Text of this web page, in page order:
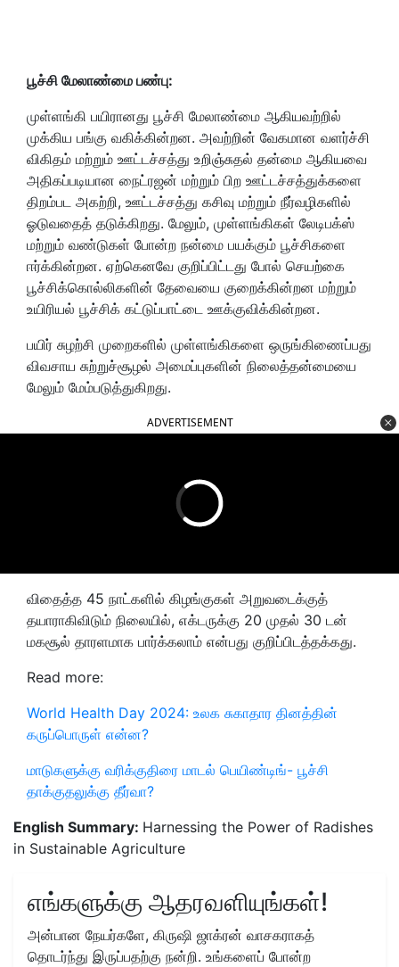
பூச்சி மேலாண்மை பண்பு:
முள்ளங்கி பயிரானது பூச்சி மேலாண்மை ஆகியவற்றில்
முக்கிய பங்கு வகிக்கின்றன. அவற்றின் வேகமான வளர்ச்சி
விகிதம் மற்றும் ஊட்டச்சத்து உறிஞ்சுதல் தன்மை ஆகியவை
அதிகப்படியான நைட்ரஜன் மற்றும் பிற ஊட்டச்சத்துக்களை
திறம்பட அகற்றி, ஊட்டச்சத்து கசிவு மற்றும் நீர்வழிகளில்
ஓடுவதைத் தடுக்கிறது. மேலும், முள்ளங்கிகள் லேடிபக்ஸ்
மற்றும் வண்டுகள் போன்ற நன்மை பயக்கும் பூச்சிகளை
ஈர்க்கின்றன. ஏற்கெனவே குறிப்பிட்டது போல் செயற்கை
பூச்சிக்கொல்லிகளின் தேவையை குறைக்கின்றன மற்றும்
உயிரியல் பூச்சிக் கட்டுப்பாட்டை ஊக்குவிக்கின்றன.
பயிர் சுழற்சி முறைகளில் முள்ளங்கிகளை ஒருங்கிணைப்பது
விவசாய சுற்றுச்சூழல் அமைப்புகளின் நிலைத்தன்மையை
மேலும் மேம்படுத்துகிறது.
ADVERTISEMENT
விதைத்த 45 நாட்களில் கிழங்குகள் அறுவடைக்குத்
தயாராகிவிடும் நிலையில், எக்டருக்கு 20 முதல் 30 டன்
மகசூல் தாரளமாக பார்க்கலாம் என்பது குறிப்பிடத்தக்கது.
Read more:
World Health Day 2024: உலக சுகாதார தினத்தின்
கருப்பொருள் என்ன?
மாடுகளுக்கு வரிக்குதிரை மாடல் பெயிண்டிங்- பூச்சி
தாக்குதலுக்கு தீர்வா?
English Summary: Harnessing the Power of Radishes
in Sustainable Agriculture
எங்களுக்கு ஆதரவளியுங்கள்!
அன்பான நேயர்களே, கிருஷி ஜாக்ரன் வாசகராகத்
தொடர்ந்து இருப்பதற்கு நன்றி. உங்களைப் போன்ற